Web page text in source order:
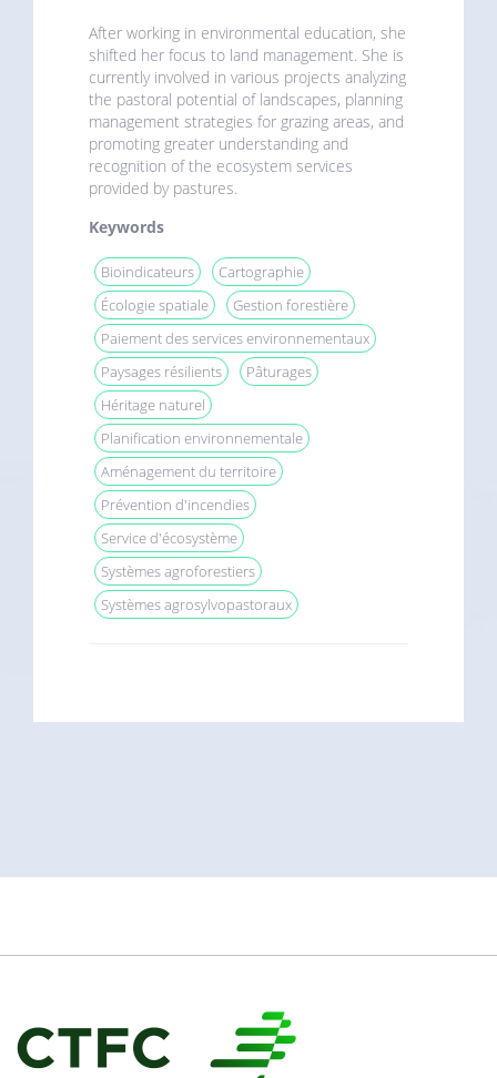
After working in environmental education, she
shifted her focus to land management. She is
currently involved in various projects analyzing
the pastoral potential of landscapes, planning
management strategies for grazing areas, and
promoting greater understanding and
recognition of the ecosystem services
provided by pastures.
Keywords
Bioindicateurs
Cartographie
Écologie spatiale
Gestion forestière
Paiement des services environnementaux
Paysages résilients
Pâturages
Héritage naturel
Planification environnementale
Aménagement du territoire
Prévention d'incendies
Service d'écosystème
Systèmes agroforestiers
Systèmes agrosylvopastoraux